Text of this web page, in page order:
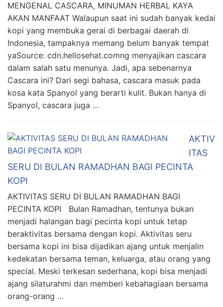
MENGENAL CASCARA, MINUMAN HERBAL KAYA
AKAN MANFAAT Walaupun saat ini sudah banyak kedai
kopi yang membuka gerai di berbagai daerah di
Indonesia, tampaknya memang belum banyak tempat
yaSource: cdn.hellosehat.comng menyajikan cascara
dalam salah satu menunya. Jadi, apa sebenarnya
Cascara ini? Dari segi bahasa, cascara masuk pada
kosa kata Spanyol yang berarti kulit. Bukan hanya di
Spanyol, cascara juga …
AKTIV
ITAS
SERU DI BULAN RAMADHAN BAGI PECINTA
KOPI
AKTIVITAS SERU DI BULAN RAMADHAN BAGI
PECINTA KOPI Bulan Ramadhan, tentunya bukan
menjadi halangan bagi pecinta kopi untuk tetap
beraktivitas bersama dengan kopi. Aktivitas seru
bersama kopi ini bisa dijadikan ajang untuk menjalin
kedekatan bersama teman, keluarga, atau orang yang
special. Meski terkesan sederhana, kopi bisa menjadi
ajang silaturahmi dan memberi kebahagiaan bersama
orang-orang …